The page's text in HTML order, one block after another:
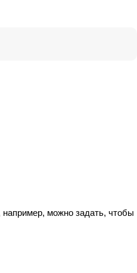
например, можно задать, чтобы